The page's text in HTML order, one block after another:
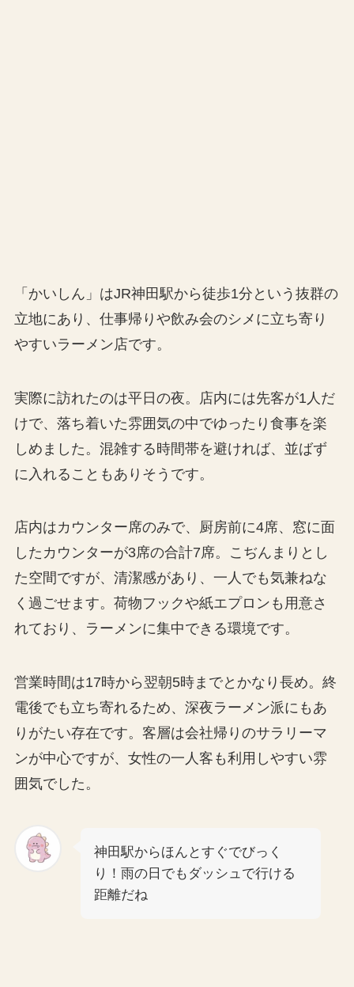
「かいしん」はJR神田駅から徒歩1分という抜群の
立地にあり、仕事帰りや飲み会のシメに立ち寄り
やすいラーメン店です。
実際に訪れたのは平日の夜。店内には先客が1人だ
けで、落ち着いた雰囲気の中でゆったり食事を楽
しめました。混雑する時間帯を避ければ、並ばず
に入れることもありそうです。
店内はカウンター席のみで、厨房前に4席、窓に面
したカウンターが3席の合計7席。こぢんまりとし
た空間ですが、清潔感があり、一人でも気兼ねな
く過ごせます。荷物フックや紙エプロンも用意さ
れており、ラーメンに集中できる環境です。
営業時間は17時から翌朝5時までとかなり長め。終
電後でも立ち寄れるため、深夜ラーメン派にもあ
りがたい存在です。客層は会社帰りのサラリーマ
ンが中心ですが、女性の一人客も利用しやすい雰
囲気でした。
神田駅からほんとすぐでびっく
り！雨の日でもダッシュで行ける
距離だね